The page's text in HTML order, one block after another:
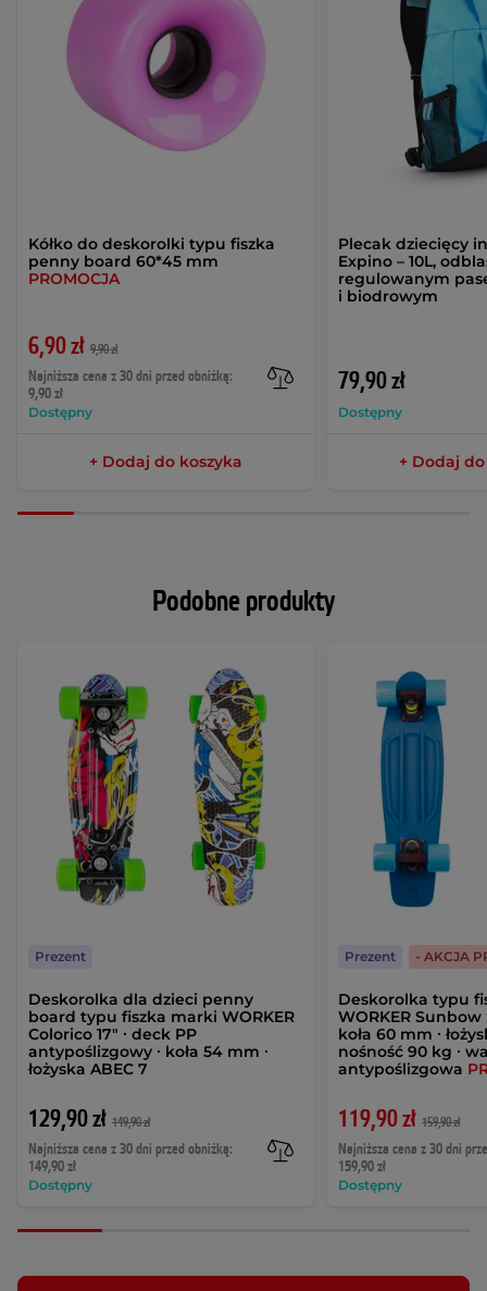
Kółko do deskorolki typu fiszka
penny board 60*45 mm
PROMOCJA
6,90 zł 9,90 zł
Najniższa cena z 30 dni przed obniżką:
9,90 zł
Dostępny
+ Dodaj do koszyka
Plecak dziecięcy
Expino – 10L,
regulowanym
i biodrowym
79,90 zł
Dostępny
+ Dodaj
Podobne produkty
Deskorolka dla dzieci penny
board typu fiszka marki WORKER
Colorico 17" ∙ deck PP
antypoślizgowy ∙ koła 54 mm ∙
łożyska ABEC 7
129,90 zł 149,90 zł
Najniższa cena z 30 dni przed obniżką:
149,90 zł
Dostępny
Prezent
Deskorolka typu
WORKER Sunbow
koła 60 mm ∙
nośność 90 kg ∙
antypoślizgowa
119,90 zł 159,90 zł
Najniższa cena z 30 dni
159,90 zł
Dostępny
Prezent - AKCJA